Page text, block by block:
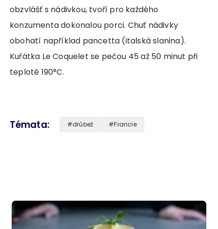
obzvlášť s nádivkou, tvoří pro každého
konzumenta dokonalou porci. Chuť nádivky
obohatí například pancetta (italská slanina).
Kuřátka Le Coquelet se pečou 45 až 50 minut při
teplotě 190°C.
Témata drůbež Francie